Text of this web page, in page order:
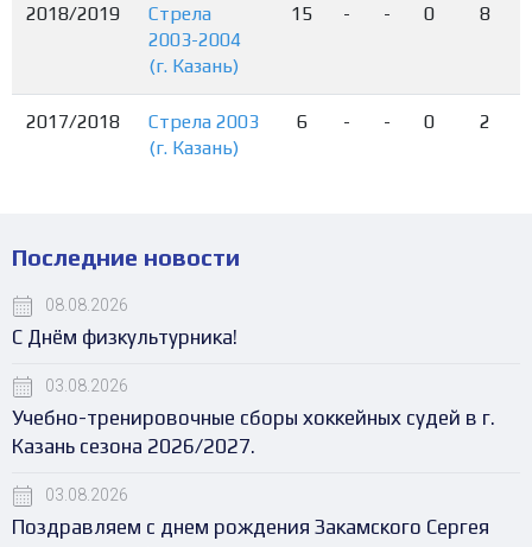
2018/2019
Стрела
2003-2004
(г. Казань)
15 - - 0 8
2017/2018
Стрела 2003
(г. Казань)
6 - - 0 2
Последние новости
08.08.2026
С Днём физкультурника!
03.08.2026
Учебно-тренировочные сборы хоккейных судей в г.
Казань сезона 2026/2027.
03.08.2026
Поздравляем с днем рождения Закамского Сергея